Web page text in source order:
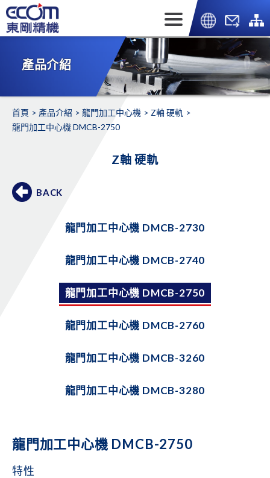
產品介紹
首頁 產品介紹 龍門加工中心機
Z軸 硬軌
龍門加工中心機 DMCB-2750
Z軸 硬軌
BACK
龍門加工中心機 DMCB-2730
龍門加工中心機 DMCB-2740
龍門加工中心機 DMCB-2750
龍門加工中心機 DMCB-2760
龍門加工中心機 DMCB-3260
龍門加工中心機 DMCB-3280
龍門加工中心機 DMCB-2750
特性